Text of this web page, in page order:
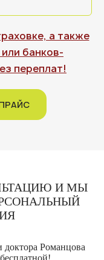
а также
банков-
переплат!
И МЫ
доктора Романцова